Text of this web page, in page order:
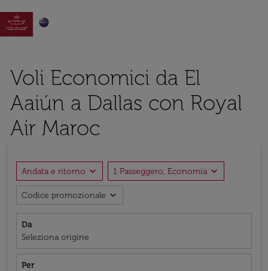

Voli Economici da El
Aaiún a Dallas con Royal
Air Maroc
Andata e ritorno expand_more 1 Passeggero, Economia expand_more
Codice promozionale expand_more
Da
Seleziona origine
Per